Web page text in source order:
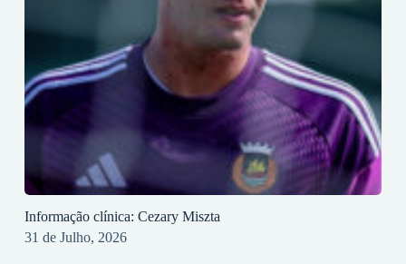
Informação clínica: Cezary Miszta
31 de Julho, 2026